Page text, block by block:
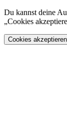
Du kannst deine
„Cookies
Cookies akzeptieren